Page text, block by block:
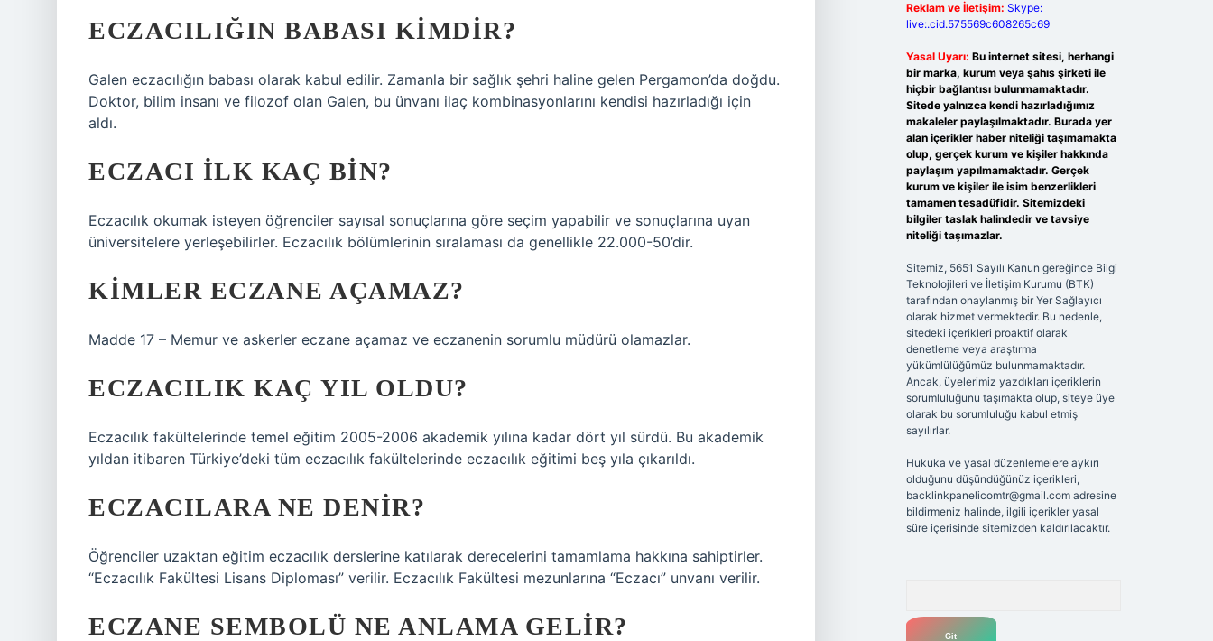
ECZACILIĞIN BABASI KIMDIR?
Galen eczacılığın babası olarak kabul edilir. Zamanla bir sağlık şehri haline gelen Pergamon’da doğdu.
Doktor, bilim insanı ve filozof olan Galen, bu ünvanı ilaç kombinasyonlarını kendisi hazırladığı için
aldı.
ECZACI ILK KAÇ BIN?
Eczacılık okumak isteyen öğrenciler sayısal sonuçlarına göre seçim yapabilir ve sonuçlarına uyan
üniversitelere yerleşebilirler. Eczacılık bölümlerinin sıralaması da genellikle 22.000-50’dir.
KIMLER ECZANE AÇAMAZ?
Madde 17 – Memur ve askerler eczane açamaz ve eczanenin sorumlu müdürü olamazlar.
ECZACILIK KAÇ YIL OLDU?
Eczacılık fakültelerinde temel eğitim 2005-2006 akademik yılına kadar dört yıl sürdü. Bu akademik
yıldan itibaren Türkiye’deki tüm eczacılık fakültelerinde eczacılık eğitimi beş yıla çıkarıldı.
ECZACILARA NE DENIR?
Öğrenciler uzaktan eğitim eczacılık derslerine katılarak derecelerini tamamlama hakkına sahiptirler.
“Eczacılık Fakültesi Lisans Diploması” verilir. Eczacılık Fakültesi mezunlarına “Eczacı” unvanı verilir.
ECZANE SEMBOLÜ NE ANLAMA GELIR?
Reklam ve İletişim: Skype:
live:.cid.575569c608265c69
Yasal Uyarı: Bu internet sitesi, herhangi
bir marka, kurum veya şahıs şirketi ile
hiçbir bağlantısı bulunmamaktadır.
Sitede yalnızca kendi hazırladığımız
makaleler paylaşılmaktadır. Burada yer
alan içerikler haber niteliği taşımamakta
olup, gerçek kurum ve kişiler hakkında
paylaşım yapılmamaktadır. Gerçek
kurum ve kişiler ile isim benzerlikleri
tamamen tesadüfidir. Sitemizdeki
bilgiler taslak halindedir ve tavsiye
niteliği taşımazlar.
Sitemiz, 5651 Sayılı Kanun gereğince Bilgi
Teknolojileri ve İletişim Kurumu (BTK)
tarafından onaylanmış bir Yer Sağlayıcı
olarak hizmet vermektedir. Bu nedenle,
sitedeki içerikleri proaktif olarak
denetleme veya araştırma
yükümlülüğümüz bulunmamaktadır.
Ancak, üyelerimiz yazdıkları içeriklerin
sorumluluğunu taşımakta olup, siteye üye
olarak bu sorumluluğu kabul etmiş
sayılırlar.
Hukuka ve yasal düzenlemelere aykırı
olduğunu düşündüğünüz içerikleri,
backlinkpanelicomtr@gmail.comadresine
bildirmeniz halinde, ilgili içerikler yasal
süre içerisinde sitemizden kaldırılacaktır.